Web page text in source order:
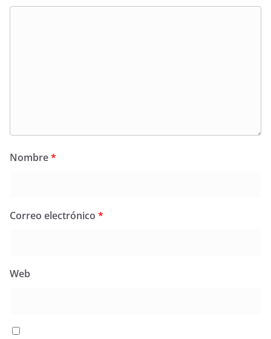
Nombre*
Correo electrónico *
Web